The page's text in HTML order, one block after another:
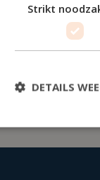
Strikt
DETAILS